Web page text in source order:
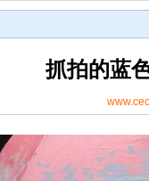
抓拍的蓝